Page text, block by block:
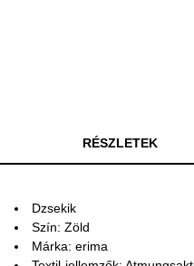
RÉSZLETEK
Dzsekik
Szín: Zöld
Márka: erima